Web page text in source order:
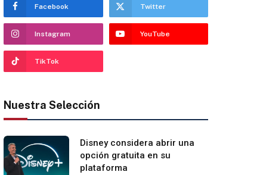
Facebook Twitter
Instagram YouTube
TikTok
Nuestra Selección
Disney considera abrir una
opción gratuita en su
plataforma